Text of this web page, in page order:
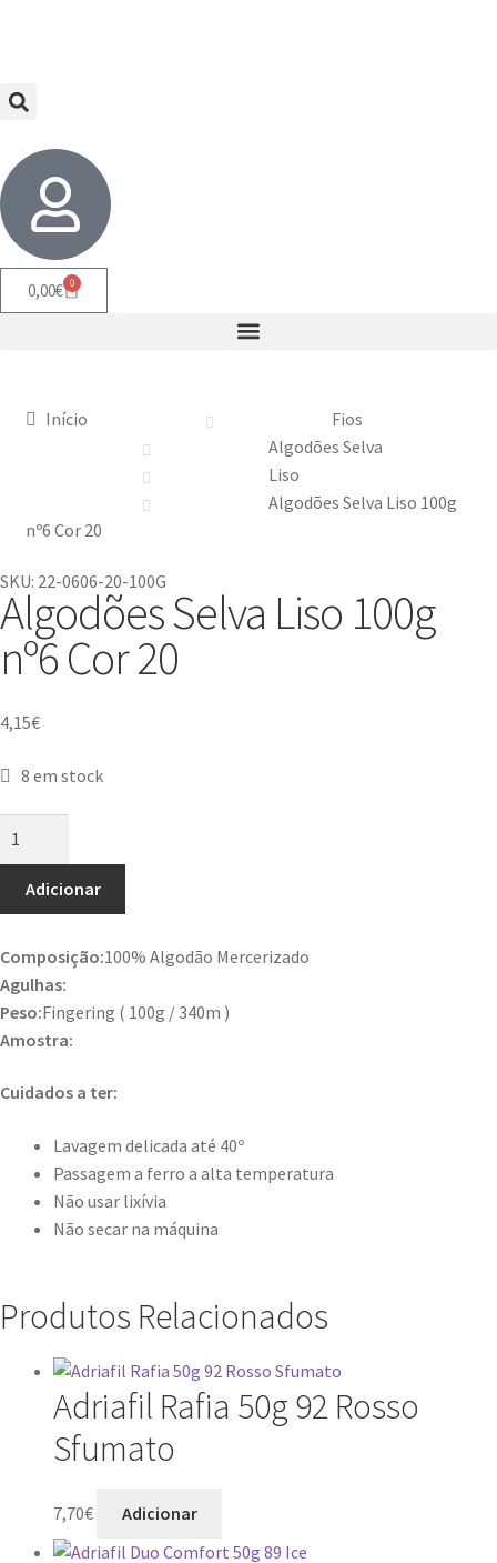
0,00€ 0
Início
Fios
Algodões Selva
Liso
Algodões Selva Liso 100g
nº6 Cor 20
SKU: 22-0606-20-100G
Algodões Selva Liso 100g
nº6 Cor 20
4,15€
8 em stock
Adicionar
Composição:100% Algodão Mercerizado
Agulhas:
Peso:Fingering ( 100g / 340m )
Amostra:
Cuidados a ter:
Lavagem delicada até 40º
Passagem a ferro a alta temperatura
Não usar lixívia
Não secar na máquina
Produtos Relacionados
Adriafil Rafia 50g 92 Rosso
Sfumato
7,70€ Adicionar